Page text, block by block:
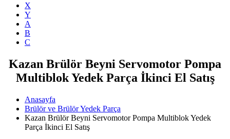
X
Y
A
B
C
Kazan Brülör Beyni Servomotor Pompa
Multiblok Yedek Parça İkinci El Satış
Anasayfa
Brülör ve Brülör Yedek Parça
Kazan Brülör Beyni Servomotor Pompa Multiblok Yedek
Parça İkinci El Satış